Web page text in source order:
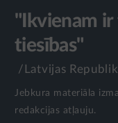
"Ikvienam ir
tiesības"
/Latvijas
Jebkura materiāla
redakcijas atļauju.